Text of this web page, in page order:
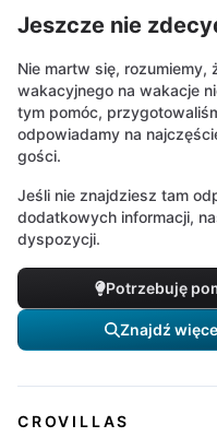
Jeszcze nie
Nie martw się, rozumiemy,
wakacyjnego na wakacje
tym pomóc,
odpowiadamy na
gości.
Jeśli nie znajdziesz tam
dodatkowych informacji,
dyspozycji.
Potrzebuję
Znajdź
CROVILLAS